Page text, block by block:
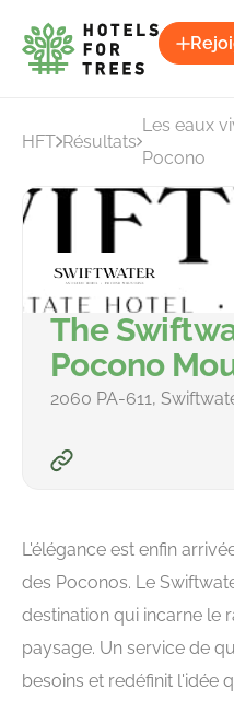
HFT Résultats
Les eaux
Pocono
The
Pocono
2060 PA-611,
L'élégance est enfin
des Poconos. Le
destination qui incarne le
paysage. Un service de
besoins et redéfinit l'idée